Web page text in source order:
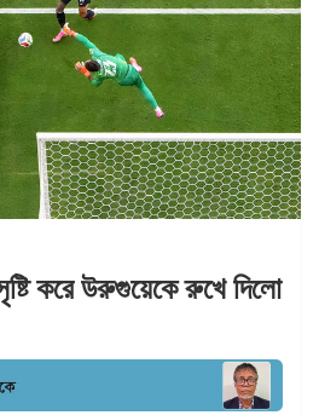
করে উরুগুয়েকে রুখে দিলো